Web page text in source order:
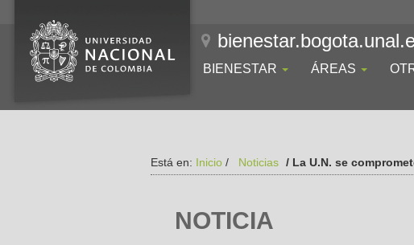
BIENESTAR ÁREAS
Está en: Inicio / Noticias / La U.N. se
NOTICIA